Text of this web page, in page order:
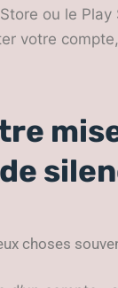
ou le
votre
choses